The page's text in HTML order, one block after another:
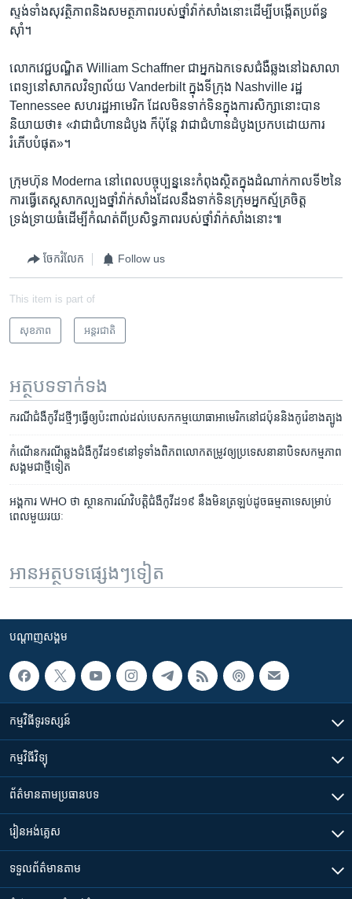
ស្ទង់ទាំងសុវត្ថិភាពនិងសមត្ថភាពរបស់ថ្នាំវ៉ាក់សាំងនោះដើម្បីបង្កើតប្រព័ន្ធ
ស៊ាំ។
លោកវេជ្ជបណ្ឌិត William Schaffner ជាអ្នកឯកទេសជំងឺឆ្លងនៅឯសាលា
ពេទ្យនៅសាកលវិទ្យាល័យ Vanderbilt ក្នុងទីក្រុង Nashville រដ្ឋ
Tennessee សហរដ្ឋអាមេរិក ដែលមិនទាក់ទិនក្នុងការសិក្សានោះបាន
និយាយថា៖ «វាជាជំហានដំបូង ក៏ប៉ុន្តែ វាជាជំហានដំបូងប្រកបដោយការ
រំភើបបំផុត»។
ក្រុមហ៊ុន Moderna នៅពេលបច្ចុប្បន្ននេះកំពុងស្ថិតក្នុងដំណាក់កាលទី២នៃ
ការធ្វើតេស្តសាកល្បងថ្នាំវ៉ាក់សាំងដែលនឹងទាក់ទិនក្រុមអ្នកស្ម័គ្រចិត្ត
ទ្រង់ទ្រាយធំដើម្បីកំណត់ពីប្រសិទ្ធភាពរបស់ថ្នាំវ៉ាក់សាំងនោះ៕
ចែករំលែក Follow us
This item is part of
សុខភាព អន្តរជាតិ
អត្ថបទ​ទាក់ទង
ករណី​ជំងឺ​កូវីដ​ថ្មីៗធ្វើ​ឲ្យ​ប៉ះ​ពាល់ដល់​បេសកកម្មយោធា​អាមេរិក​នៅ​ជប៉ុន​និង​កូរ៉េ​ខាង​ត្បូង​​
កំណើន​ករណី​ឆ្លង​ជំងឺ​កូវីដ១៩​នៅ​ទូទាំង​ពិភពលោកតម្រូវ​ឲ្យ​ប្រទេស​នានា​បិទ​សកម្មភាព​
សង្គម​ជា​ថ្មី​ទៀត
អង្គការ WHO ថា ស្ថានការណ៍​វិបត្តិ​ជំងឺ​កូវីដ១៩ នឹង​មិន​ត្រឡប់​ដូច​ធម្មតា​ទេ​សម្រាប់​
ពេល​មួយ​រយៈ
អានអត្ថបទផ្សេងៗទៀត
បណ្តាញ​សង្គម
កម្មវិធី​ទូរទស្សន៍
កម្មវិធី​វិទ្យុ
ព័ត៌មាន​តាមប្រធានបទ​
រៀន​​អង់គ្លេស
ទទួល​ព័ត៌មាន​តាម